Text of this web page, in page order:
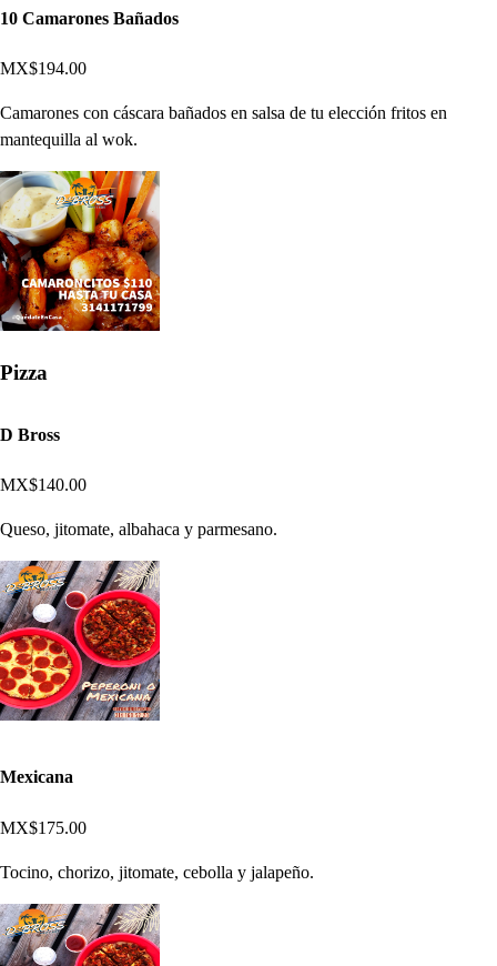
10 Camarones Bañados
MX$194.00
Camarones con cáscara bañados en salsa de tu elección fritos en
mantequilla al wok.
Pizza
D Bross
MX$140.00
Queso, jitomate, albahaca y parmesano.
Mexicana
MX$175.00
Tocino, chorizo, jitomate, cebolla y jalapeño.